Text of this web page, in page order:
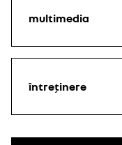
multimedia
întreținere